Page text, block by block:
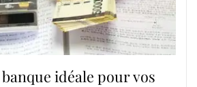
idéale pour vos